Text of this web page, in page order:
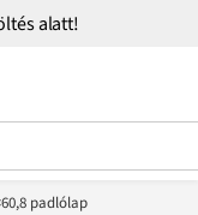
alatt!
padlólap